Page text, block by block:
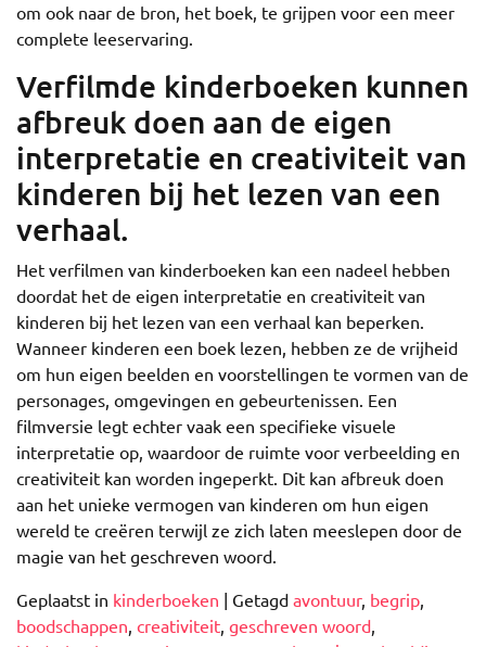
om ook naar de bron, het boek, te grijpen voor een meer
complete leeservaring.
Verfilmde kinderboeken kunnen
afbreuk doen aan de eigen
interpretatie en creativiteit van
kinderen bij het lezen van een
verhaal.
Het verfilmen van kinderboeken kan een nadeel hebben
doordat het de eigen interpretatie en creativiteit van
kinderen bij het lezen van een verhaal kan beperken.
Wanneer kinderen een boek lezen, hebben ze de vrijheid
om hun eigen beelden en voorstellingen te vormen van de
personages, omgevingen en gebeurtenissen. Een
filmversie legt echter vaak een specifieke visuele
interpretatie op, waardoor de ruimte voor verbeelding en
creativiteit kan worden ingeperkt. Dit kan afbreuk doen
aan het unieke vermogen van kinderen om hun eigen
wereld te creëren terwijl ze zich laten meeslepen door de
magie van het geschreven woord.
Geplaatst in kinderboeken | Getagd avontuur, begrip,
boodschappen, creativiteit, geschreven woord,